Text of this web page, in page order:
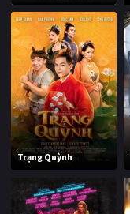
Trạng Quỳnh